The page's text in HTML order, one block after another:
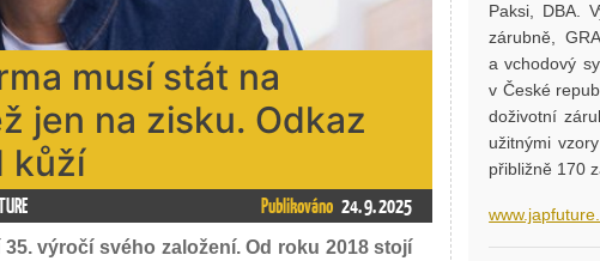
musí stát na
jen na zisku. Odkaz
kůží
Publikováno 24. 9. 2025
výročí svého založení. Od roku 2018 stojí
Paksi, DBA.
zárubně,
a vchodový
v České
doživotní
užitnými
přibližně 170